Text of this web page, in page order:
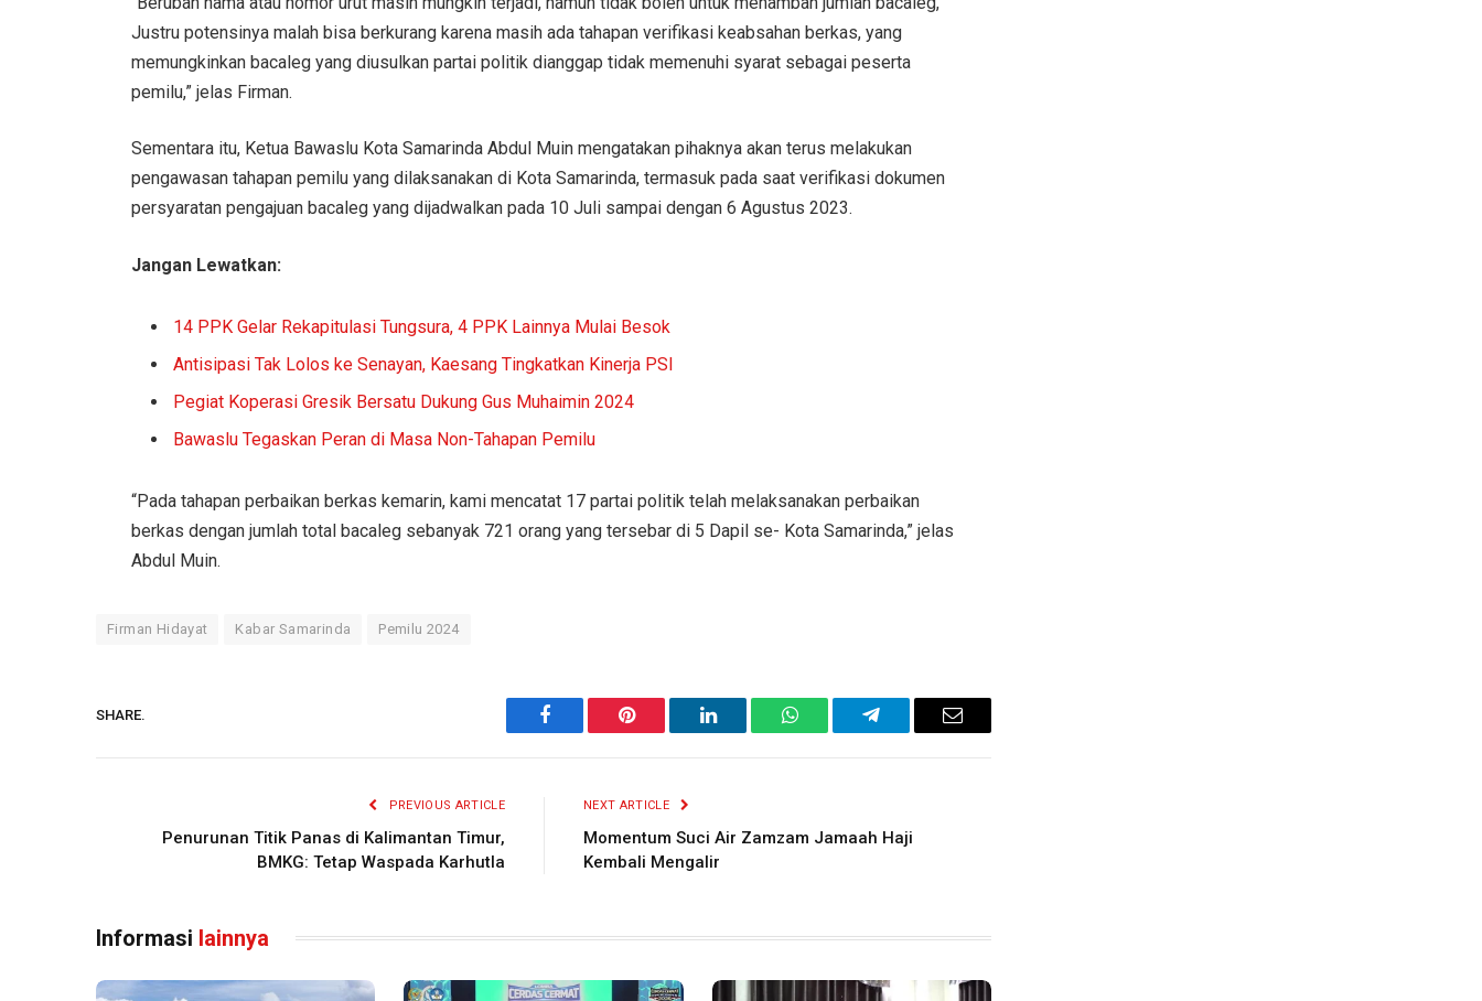
Justru potensinya malah bisa berkurang karena masih ada tahapan verifikasi keabsahan berkas, yang
memungkinkan bacaleg yang diusulkan partai politik dianggap tidak memenuhi syarat sebagai peserta
pemilu,” jelas Firman.
Sementara itu, Ketua Bawaslu Kota Samarinda Abdul Muin mengatakan pihaknya akan terus melakukan
pengawasan tahapan pemilu yang dilaksanakan di Kota Samarinda, termasuk pada saat verifikasi dokumen
persyaratan pengajuan bacaleg yang dijadwalkan pada 10 Juli sampai dengan 6 Agustus 2023.
Jangan Lewatkan:
14 PPK Gelar Rekapitulasi Tungsura, 4 PPK Lainnya Mulai Besok
Antisipasi Tak Lolos ke Senayan, Kaesang Tingkatkan Kinerja PSI
Pegiat Koperasi Gresik Bersatu Dukung Gus Muhaimin 2024
Bawaslu Tegaskan Peran di Masa Non-Tahapan Pemilu
“Pada tahapan perbaikan berkas kemarin, kami mencatat 17 partai politik telah melaksanakan perbaikan
berkas dengan jumlah total bacaleg sebanyak 721 orang yang tersebar di 5 Dapil se- Kota Samarinda,” jelas
Abdul Muin.
Firman Hidayat Kabar Samarinda Pemilu 2024
SHARE.
Facebook Pinterest LinkedIn WhatsAppTelegram Email
PREVIOUS ARTICLE
Penurunan Titik Panas di Kalimantan Timur,
BMKG: Tetap Waspada Karhutla
NEXT ARTICLE
Momentum Suci Air Zamzam Jamaah Haji
Kembali Mengalir
Informasi lainnya